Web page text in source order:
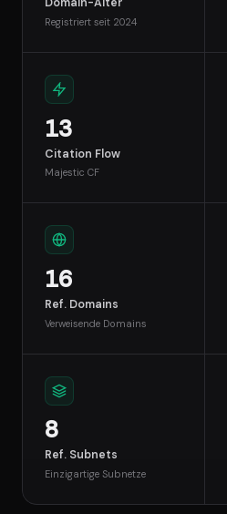
Domain-Alter
Registriert seit 2024
13
Citation Flow
Majestic CF
16
Ref. Domains
Verweisende Domains
8
Ref. Subnets
Einzigartige Subnetze